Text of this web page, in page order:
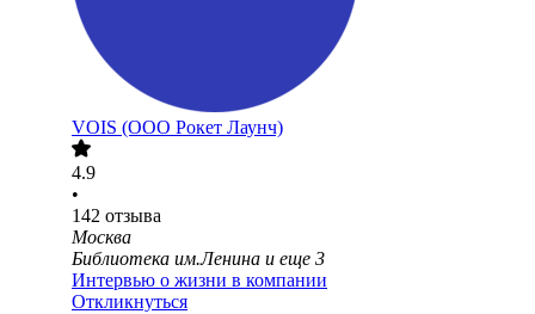
VOIS (ООО Рокет Лаунч)
4.9
•
142 отзыва
Москва
Библиотека им.Ленина и еще 3
Интервью о жизни в компании
Откликнуться